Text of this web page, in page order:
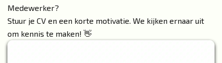
Medewerker?
Stuur je CV en een korte motivatie. We kijken ernaar uit
om kennis te maken! 👋